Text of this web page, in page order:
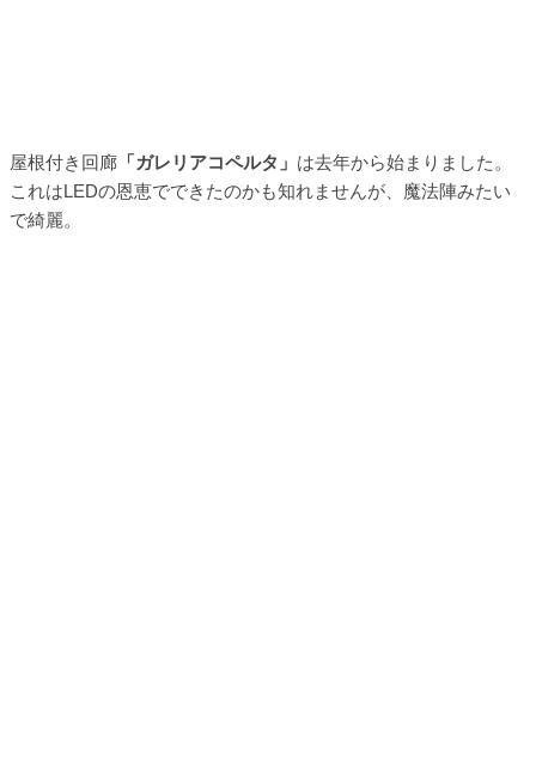
屋根付き回廊 「ガレリアコペルタ」 は去年から始まりました。
これはLEDの恩恵でできたのかも知れませんが、魔法陣みたい
で綺麗。